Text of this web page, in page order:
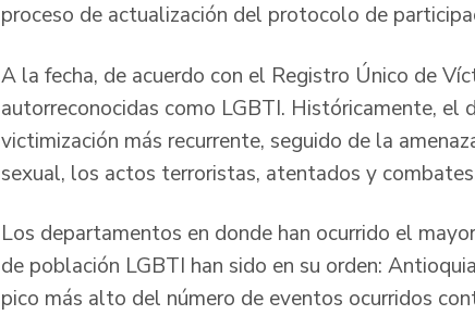
proceso de actualización del protocolo de
A la fecha, de acuerdo con el Registro Único de
autorreconocidas como LGBTI. Históricamente, el
victimización más recurrente, seguido de la
sexual, los actos terroristas, atentados y
Los departamentos en donde han ocurrido el
de población LGBTI han sido en su orden:
pico más alto del número de eventos ocurridos